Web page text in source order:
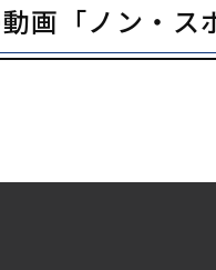
画「ノン・ス